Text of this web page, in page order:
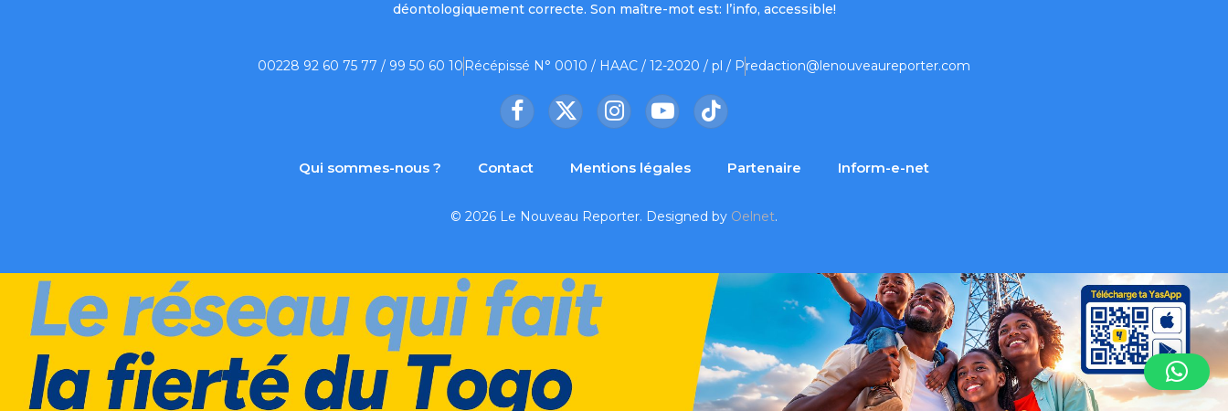
déontologiquement correcte. Son maître-mot est: l’info, accessible!
00228 92 60 75 77 / 99 50 60 10 Récépissé N° 0010 / HAAC / 12-2020 / pl / Predaction@lenouveaureporter.com
Facebook
X
InstagramYouTubeTikTok
Qui sommes-nous ? Contact Mentions légales Partenaire Inform-e-net
© 2026 Le Nouveau Reporter. Designed by Oelnet.